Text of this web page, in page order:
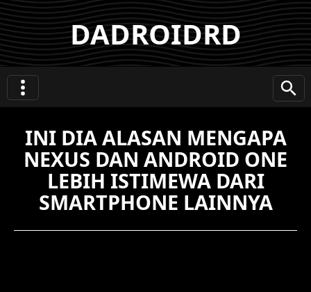
DADROIDRD
INI DIA ALASAN MENGAPA
NEXUS DAN ANDROID ONE
LEBIH ISTIMEWA DARI
SMARTPHONE LAINNYA